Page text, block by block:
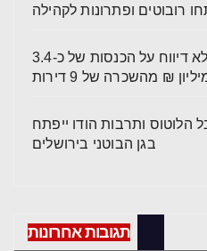
רובוטים ופתרונות לקהילה
תושב ירושלים חשוד שלא דיווח על הכנסות של כ-3.4
₪ מהשכרה של 9 דירות
ותרבות הודו ייפתח
בגן הבוטני בירושלים
תגובות אחרונות